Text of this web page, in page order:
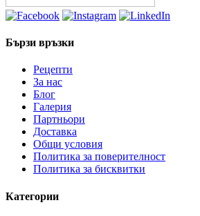
Бързи връзки
Рецепти
За нас
Блог
Галерия
Партньори
Доставка
Общи условия
Политика за поверителност
Политика за бисквитки
Категории